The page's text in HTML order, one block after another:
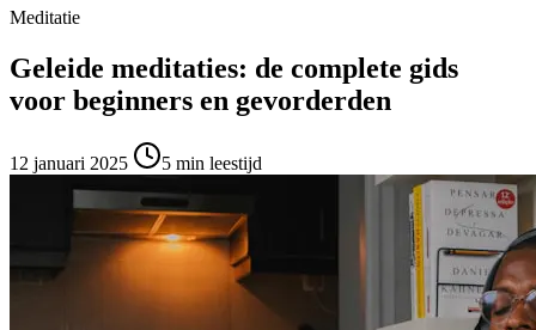
Meditatie
Geleide meditaties: de complete gids
voor beginners en gevorderden
12 januari 2025 5 min leestijd